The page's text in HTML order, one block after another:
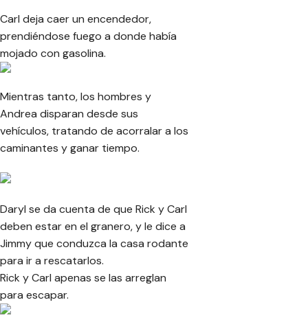
Carl deja caer un encendedor,
prendiéndose fuego a donde había
mojado con gasolina.
Mientras tanto, los hombres y
Andrea disparan desde sus
vehículos, tratando de acorralar a los
caminantes y ganar tiempo.
Daryl se da cuenta de que Rick y Carl
deben estar en el granero, y le dice a
Jimmy que conduzca la casa rodante
para ir a rescatarlos.
Rick y Carl apenas se las arreglan
para escapar.